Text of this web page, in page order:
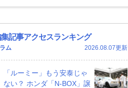
記事アクセスランキング
ム 2026.08.07更新
「ルーミー」もう安泰じゃ
ない？ ホンダ「N-BOX」譲